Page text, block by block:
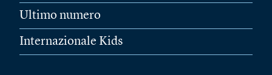
Ultimo numero
Internazionale Kids